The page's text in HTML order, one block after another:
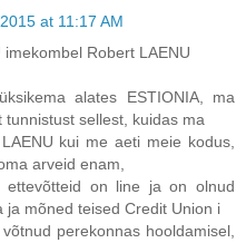
at 11:17 AM
imekombel Robert LAENU
alates ESTIONIA, ma
sellest, kuidas ma
kui me aeti meie kodus,
arveid enam,
ettevõtteid on line ja on olnud
ja mõned teised Credit Union i
perekonnas hooldamisel,